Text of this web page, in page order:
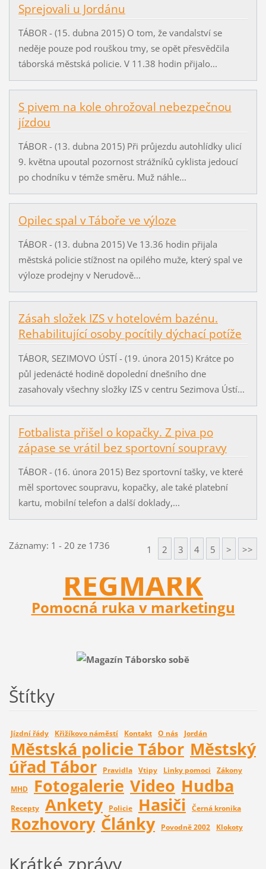
Sprejovali u Jordánu
TÁBOR - (15. dubna 2015) O tom, že vandalství se
neděje pouze pod rouškou tmy, se opět přesvědčila
táborská městská policie. V 11.38 hodin přijalo...
S pivem na kole ohrožoval nebezpečnou
jízdou
TÁBOR - (13. dubna 2015) Při průjezdu autohlídky ulicí
9. května upoutal pozornost strážníků cyklista jedoucí
po chodníku v témže směru. Muž náhle...
Opilec spal v Táboře ve výloze
TÁBOR - (13. dubna 2015) Ve 13.36 hodin přijala
městská policie stížnost na opilého muže, který spal ve
výloze prodejny v Nerudově...
Zásah složek IZS v hotelovém bazénu.
Rehabilitující osoby pocítily dýchací potíže
TÁBOR, SEZIMOVO ÚSTÍ - (19. února 2015) Krátce po
půl jedenácté hodině dopolední dnešního dne
zasahovaly všechny složky IZS v centru Sezimova Ústí...
Fotbalista přišel o kopačky. Z piva po
zápase se vrátil bez sportovní soupravy
TÁBOR - (16. února 2015) Bez sportovní tašky, ve které
měl sportovec soupravu, kopačky, ale také platební
kartu, mobilní telefon a další doklady,...
Záznamy: 1 - 20 ze 1736 1 2 3 4 5 > >>
REGMARK
Pomocná ruka v marketingu
Štítky
Jízdní řády Křižíkovo náměstí Kontakt O nás Jordán
Městská policie Tábor Městský
úřad Tábor
Pravidla Vtipy Linky pomoci
Zákony
MHD
Fotogalerie Video Hudba
Recepty Ankety Policie Hasiči Černá kronika
Rozhovory Články Povodně 2002 Klokoty
Krátké zprávy